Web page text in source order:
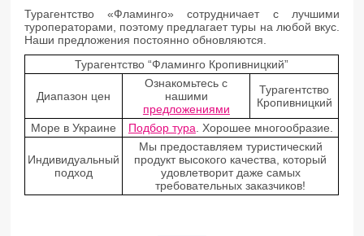
Турагентство «Фламинго» сотрудничает с лучшими
туроператорами, поэтому предлагает туры на любой вкус.
Наши предложения постоянно обновляются.
Турагентство “Фламинго Кропивницкий”
Диапазон цен
Ознакомьтесь с
нашими
предложениями
Турагентство
Кропивницкий
Море в Украине
Подбор тура . Хорошее многообразие.
Индивидуальный
подход
Мы предоставляем туристический
продукт высокого качества, который
удовлетворит даже самых
требовательных заказчиков!